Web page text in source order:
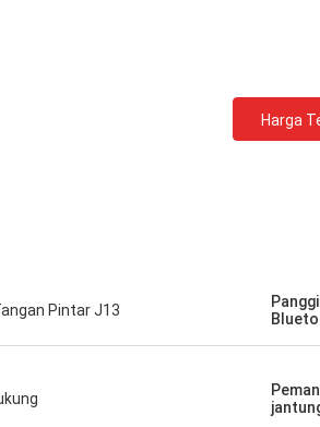
Harga
Pintar J13